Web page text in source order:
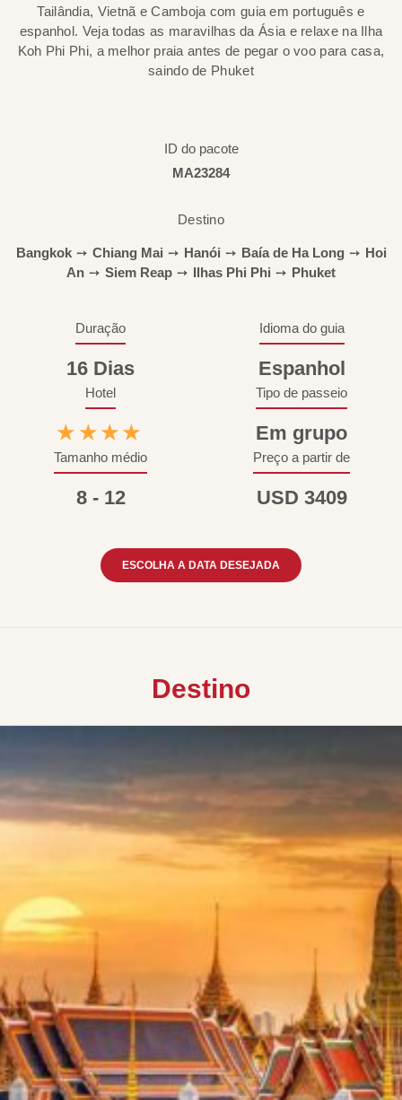
Tailândia, Vietnã e Camboja com guia em português e
espanhol. Veja todas as maravilhas da Ásia e relaxe na Ilha
Koh Phi Phi, a melhor praia antes de pegar o voo para casa,
saindo de Phuket
ID do pacote
MA23284
Destino
Bangkok ➙ Chiang Mai ➙ Hanói ➙ Baía de Ha Long ➙ Hoi
An ➙ Siem Reap ➙ Ilhas Phi Phi ➙ Phuket
Duração
16 Dias
Idioma do guia
Espanhol
Hotel
★★★★
Tipo de passeio
Em grupo
Tamanho médio
8 - 12
Preço a partir de
USD 3409
ESCOLHA A DATA DESEJADA
Destino